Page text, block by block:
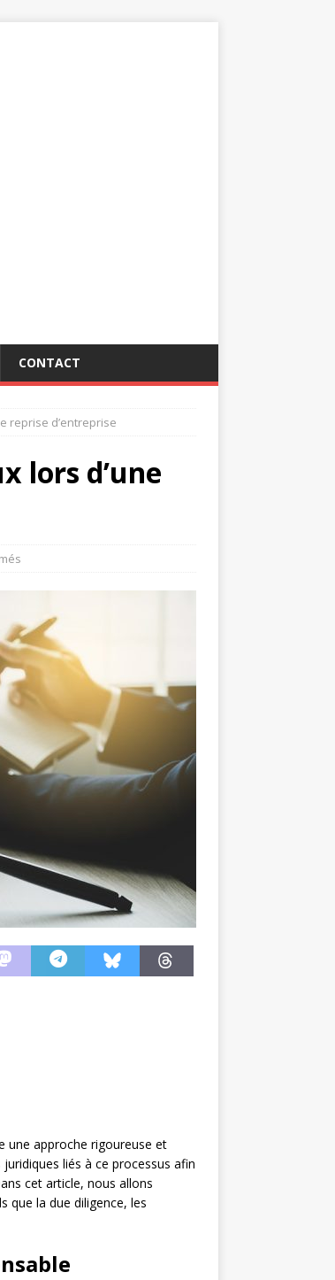
CONTACT
reprise d’entreprise
lors d’une
une approche rigoureuse et
liés à ce processus afin
cet article, nous allons
que la due diligence, les